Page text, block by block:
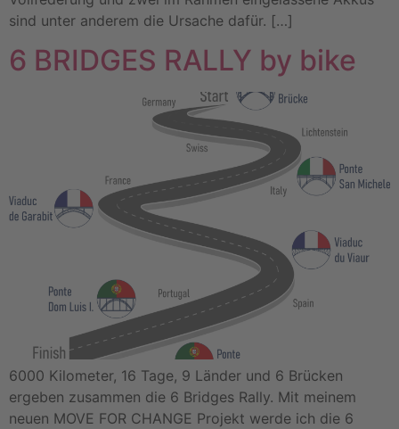
sind unter anderem die Ursache dafür. […]
6 BRIDGES RALLY by bike
6000 Kilometer, 16 Tage, 9 Länder und 6 Brücken
ergeben zusammen die 6 Bridges Rally. Mit meinem
neuen MOVE FOR CHANGE Projekt werde ich die 6